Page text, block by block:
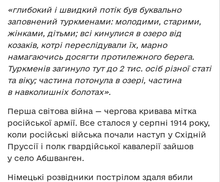
«глибокий і швидкий потік був буквально
заповнений туркменами: молодими, старими,
жінками, дітьми; всі кинулися в озеро від
козаків, котрі переслідували їх, марно
намагаючись досягти протилежного берега.
Туркменів загинуло тут до 2 тис. осіб різної статі
та віку; частина потонула в озері, частина
в навколишніх болотах».
Перша світова війна — чергова кривава мітка
російської армії. Все сталося у серпні 1914 року,
коли російські війська почали наступ у Східній
Пруссії і полк гвардійської кавалерії зайшов
у село Абшванген.
Німецькі розвідники пострілом здаля вбили